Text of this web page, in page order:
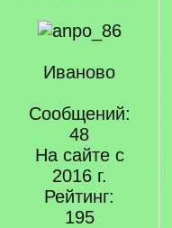
Иваново
Сообщений:
48
На сайте с
2016 г.
Рейтинг:
195